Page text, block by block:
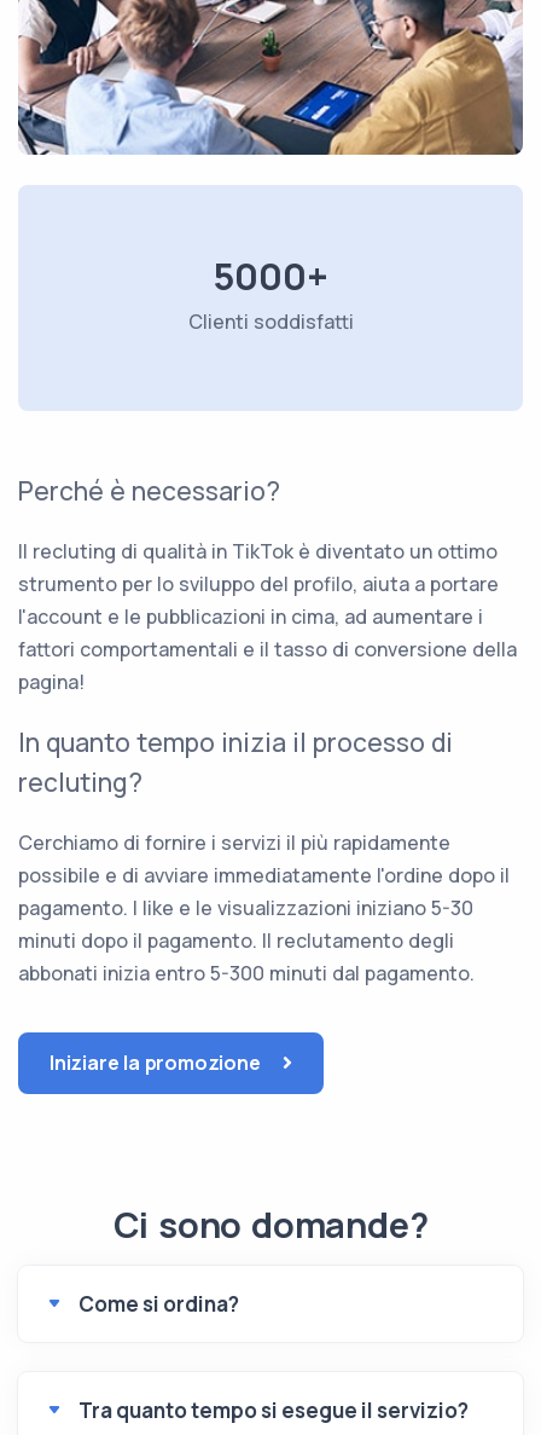
5000+
Clienti soddisfatti
Perché è necessario?
Il recluting di qualità in TikTok è diventato un ottimo
strumento per lo sviluppo del profilo, aiuta a portare
l'account e le pubblicazioni in cima, ad aumentare i
fattori comportamentali e il tasso di conversione della
pagina!
In quanto tempo inizia il processo di
recluting?
Cerchiamo di fornire i servizi il più rapidamente
possibile e di avviare immediatamente l'ordine dopo il
pagamento. I like e le visualizzazioni iniziano 5-30
minuti dopo il pagamento. Il reclutamento degli
abbonati inizia entro 5-300 minuti dal pagamento.
Iniziare la promozione
Ci sono domande?
Come si ordina?
Tra quanto tempo si esegue il servizio?